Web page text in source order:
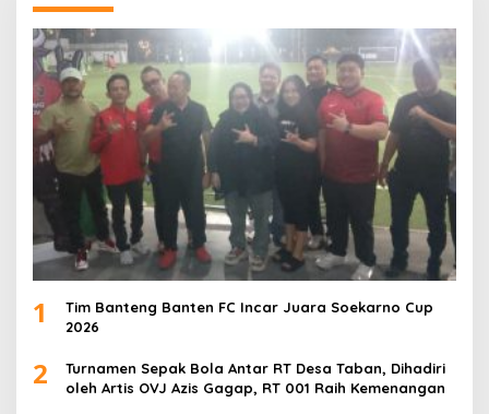
1
Tim Banteng Banten FC Incar Juara Soekarno Cup
2026
2
Turnamen Sepak Bola Antar RT Desa Taban, Dihadiri
oleh Artis OVJ Azis Gagap, RT 001 Raih Kemenangan